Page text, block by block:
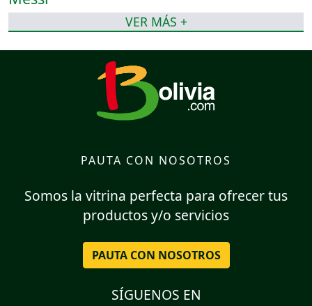
VER MÁS +
PAUTA CON NOSOTROS
Somos la vitrina perfecta para ofrecer tus
productos y/o servicios
PAUTA CON NOSOTROS
SÍGUENOS EN